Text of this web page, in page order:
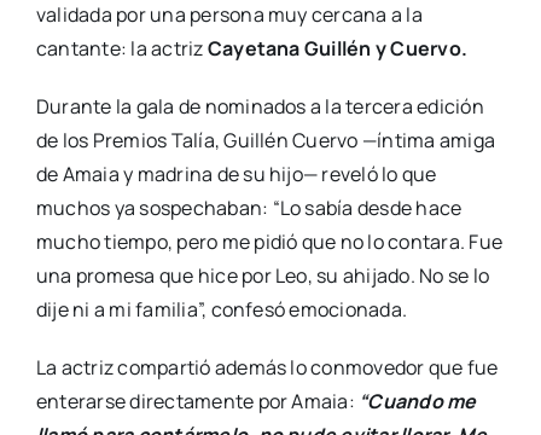
validada por una persona muy cercana a la
cantante: la actrizCayetana Guillén y Cuervo.
Durante la gala de nominados a la tercera edición
de los Premios Talía, Guillén Cuervo —íntima amiga
de Amaia y madrina de su hijo— reveló lo que
muchos ya sospechaban: “Lo sabía desde hace
mucho tiempo, pero me pidió que no lo contara. Fue
una promesa que hice por Leo, su ahijado. No se lo
dije ni a mi familia”, confesó emocionada.
La actriz compartió además lo conmovedor que fue
enterarse directamente por Amaia: “Cuando me